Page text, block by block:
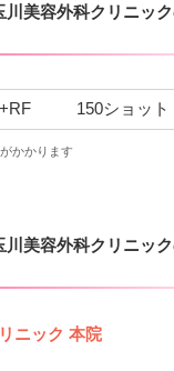
美容外科クリニッ
150ショット
かかります
川美容外科クリニッ
ニック 本院